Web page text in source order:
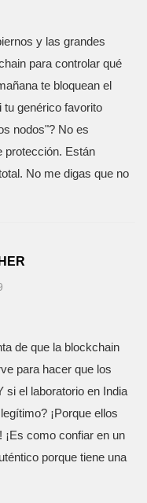
y las grandes
para controlar qué
te bloquean el
genérico favorito
nodos"? No es
protección. Están
No me digas que no
de que la blockchain
para hacer que los
si el laboratorio en India
¡Porque ellos
¡Es como confiar en un
porque tiene una